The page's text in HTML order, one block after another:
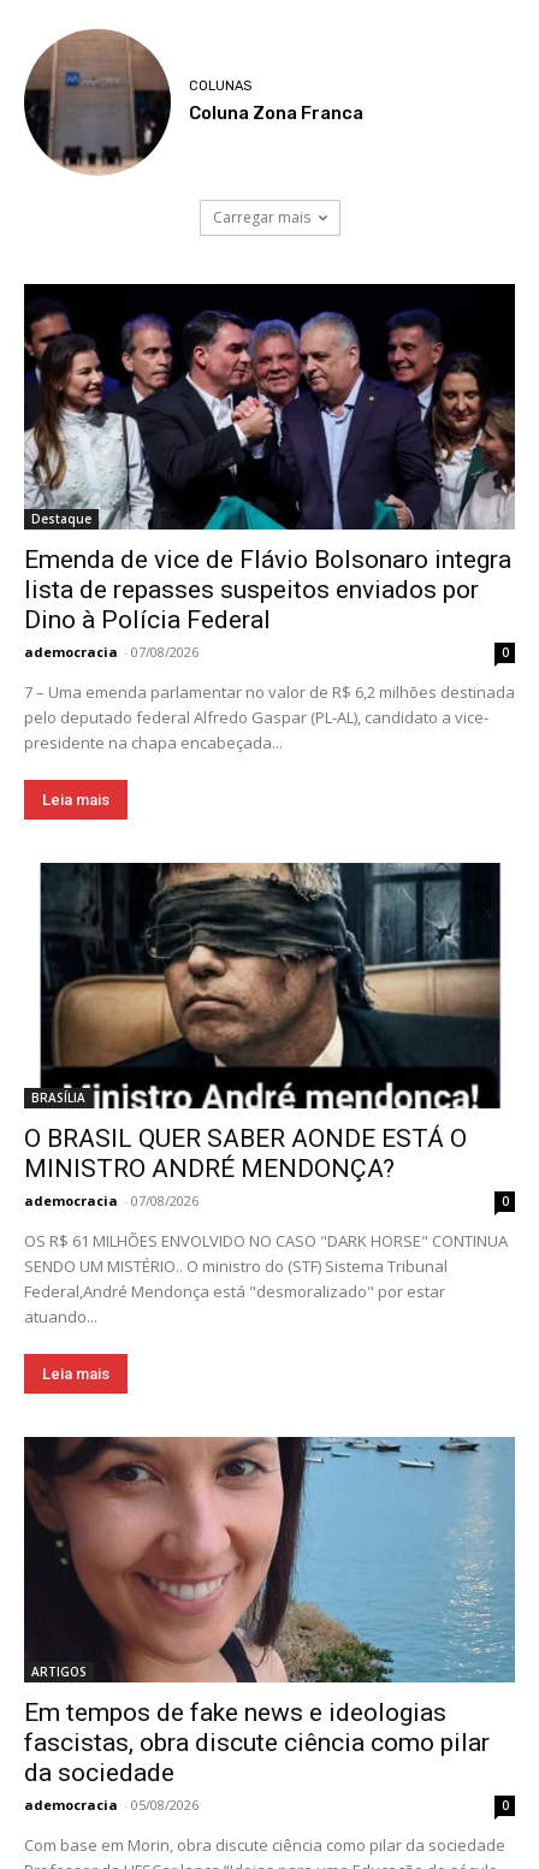
COLUNAS
Coluna Zona Franca
Carregar mais
Destaque
Emenda de vice de Flávio Bolsonaro integra
lista de repasses suspeitos enviados por
Dino à Polícia Federal
ademocracia - 07/08/2026 0
7 – Uma emenda parlamentar no valor de R$ 6,2 milhões destinada
pelo deputado federal Alfredo Gaspar (PL-AL), candidato a vice-
presidente na chapa encabeçada...
Leia mais
BRASÍLIA
O BRASIL QUER SABER AONDE ESTÁ O
MINISTRO ANDRÉ MENDONÇA?
ademocracia - 07/08/2026 0
OS R$ 61 MILHÕES ENVOLVIDO NO CASO "DARK HORSE" CONTINUA
SENDO UM MISTÉRIO.. O ministro do (STF) Sistema Tribunal
Federal,André Mendonça está "desmoralizado" por estar
atuando...
Leia mais
ARTIGOS
Em tempos de fake news e ideologias
fascistas, obra discute ciência como pilar
da sociedade
ademocracia - 05/08/2026 0
Com base em Morin, obra discute ciência como pilar da sociedade